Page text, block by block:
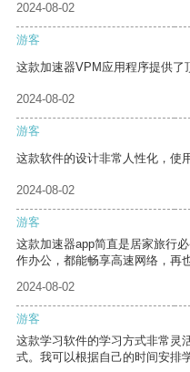
2024-08-02
游客
这款加速器VPM应用程序提供了
2024-08-02
游客
这款软件的设计非常人性化，使
2024-08-02
游客
这款加速器app简直是居家旅行
作办公，都能畅享高速网络，再
2024-08-02
游客
这款学习软件的学习方式非常灵
式。我可以根据自己的时间安排